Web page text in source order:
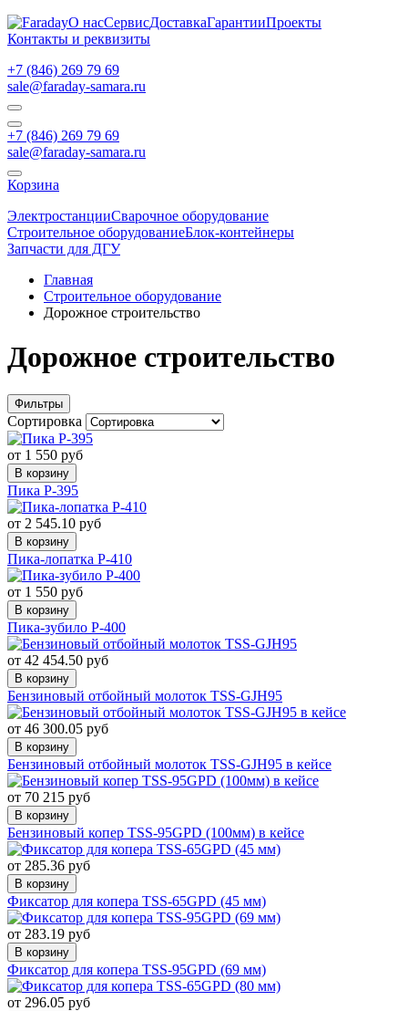
О насСервисДоставкаГарантииПроекты
Контакты и реквизиты
+7 (846) 269 79 69
sale@faraday-samara.ru
+7 (846) 269 79 69
sale@faraday-samara.ru
Корзина
ЭлектростанцииСварочное оборудование
Строительное оборудованиеБлок-контейнеры
Запчасти для ДГУ
Главная
Строительное оборудование
Дорожное строительство
Дорожное строительство
Фильтры
Сортировка
от 1 550 руб
В корзину
Пика P-395
от 2 545.10 руб
В корзину
Пика-лопатка P-410
от 1 550 руб
В корзину
Пика-зубило P-400
от 42 454.50 руб
В корзину
Бензиновый отбойный молоток TSS-GJH95
от 46 300.05 руб
В корзину
Бензиновый отбойный молоток TSS-GJH95 в кейсе
от 70 215 руб
В корзину
Бензиновый копер TSS-95GPD (100мм) в кейсе
от 285.36 руб
В корзину
Фиксатор для копера TSS-65GPD (45 мм)
от 283.19 руб
В корзину
Фиксатор для копера TSS-95GPD (69 мм)
от 296.05 руб